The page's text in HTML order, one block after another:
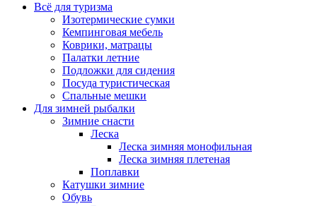
Всё для туризма
Изотермические сумки
Кемпинговая мебель
Коврики, матрацы
Палатки летние
Подложки для сидения
Посуда туристическая
Спальные мешки
Для зимней рыбалки
Зимние снасти
Леска
Леска зимняя монофильная
Леска зимняя плетеная
Поплавки
Катушки зимние
Обувь